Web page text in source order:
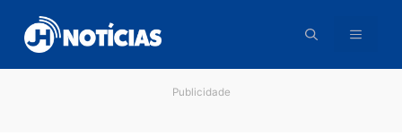
para
conteúdo